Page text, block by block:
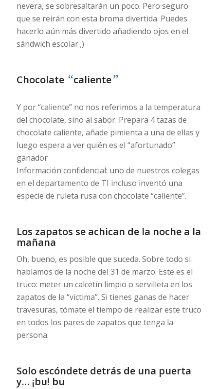
nevera, se sobresaltarán un poco. Pero seguro
que se reirán con esta broma divertida. Puedes
hacerlo aún más divertido añadiendo ojos en el
sándwich escolar ;)
Chocolate “caliente”
Y por “caliente” no nos referimos a la temperatura
del chocolate, sino al sabor. Prepara 4 tazas de
chocolate caliente, añade pimienta a una de ellas y
luego espera a ver quién es el “afortunado”
ganador
Información confidencial: uno de nuestros colegas
en el departamento de TI incluso inventó una
especie de ruleta rusa con chocolate “caliente”.
Los zapatos se achican de la noche a la
mañana
Oh, bueno, es posible que suceda. Sobre todo si
hablamos de la noche del 31 de marzo. Este es el
truco: meter un calcetín limpio o servilleta en los
zapatos de la “víctima”. Si tienes ganas de hacer
travesuras, tómate el tiempo de realizar este truco
en todos los pares de zapatos que tenga la
persona.
Solo escóndete detrás de una puerta
y… ¡bu! bu